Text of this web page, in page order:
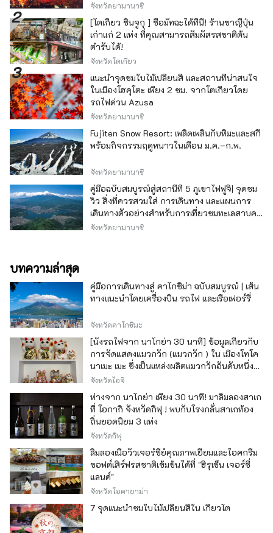
จังหวัดยามานาชิ
[โตเกียว ชินจูกุ ] ซื้อมัทฉะได้ที่นี่! ร้านชาญี่ปุ่น
เก่าแก่ 2 แห่ง ที่คุณสามารถสัมผัสรสชาติต้น
ตำรับได้!
จังหวัดโตเกียว
แนะนำจุดชมใบไม้เปลี่ยนสี และสถานที่น่าสนใจ
ในเมืองโฮคุโตะ เพียง 2 ชม. จากโตเกียวโดย
รถไฟด่วน Azusa
จังหวัดยามานาชิ
Fujiten Snow Resort: เพลิดเพลินกับหิมะและสกี
พร้อมกิจกรรมฤดูหนาวในเดือน ม.ค.–ก.พ.
จังหวัดยามานาชิ
คู่มือฉบับสมบูรณ์สู่สถานีที่ 5 ภูเขาไฟฟูจิ| จุดชม
วิว สิ่งที่ควรสวมใส่ การเดินทาง และแผนการ
เดินทางตัวอย่างสำหรับการเที่ยวชมทะเลสาบคา
วากุจิ
จังหวัดยามานาชิ
บทความล่าสุด
คู่มือการเดินทางสู่ คาโกชิม่า ฉบับสมบูรณ์ | เส้น
ทางแนะนำโดยเครื่องบิน รถไฟ และเรือเฟอร์รี่
จังหวัดคาโกชิมะ
[นั่งรถไฟจาก นาโกย่า 30 นาที] ข้อมูลเกี่ยวกับ
การจัดแสดงแมวกวัก (แมวกวัก ) ใน เมืองโทโค
นาเมะ เมะ ซึ่งเป็นแหล่งผลิตแมวกวักอันดับหนึ่ง
ของญี่ปุ่น
จังหวัดไอจิ
ห่างจาก นาโกย่า เพียง 30 นาที! มาลิ้มลองสาเก
ที่ โอกากิ จังหวัดกิฟุ ! พบกับโรงกลั่นสาเกท้อง
ถิ่นยอดนิยม 3 แห่ง
จังหวัดกิฟุ
ลิ้มลองเนื้อวัวเจอร์ซีย์คุณภาพเยี่ยมและไอศกรีม
ซอฟต์เสิร์ฟรสชาติเข้มข้นได้ที่ "ฮิรุเซ็น เจอร์ซี่
แลนด์"
จังหวัดโอคายาม่า
7 จุดแนะนำชมใบไม้เปลี่ยนสีใน เกียวโต